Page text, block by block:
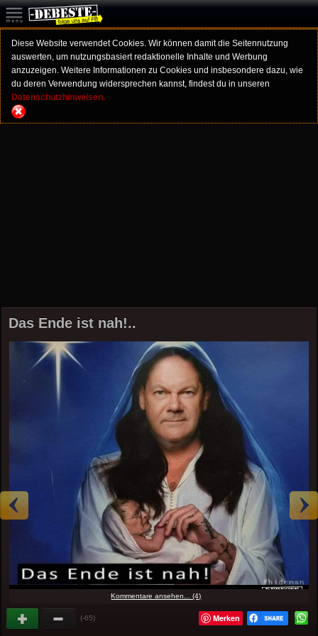
Diese Website verwendet Cookies. Wir können damit die Seitennutzung
auswerten, um nutzungsbasiert redaktionelle Inhalte und Werbung
anzuzeigen. Weitere Informationen zu Cookies und insbesondere dazu, wie
du deren Verwendung widersprechen kannst, findest du in unseren
Datenschutzhinweisen.
Das Ende ist nah!..
Kommentare ansehen... (4)
(-65) Merken